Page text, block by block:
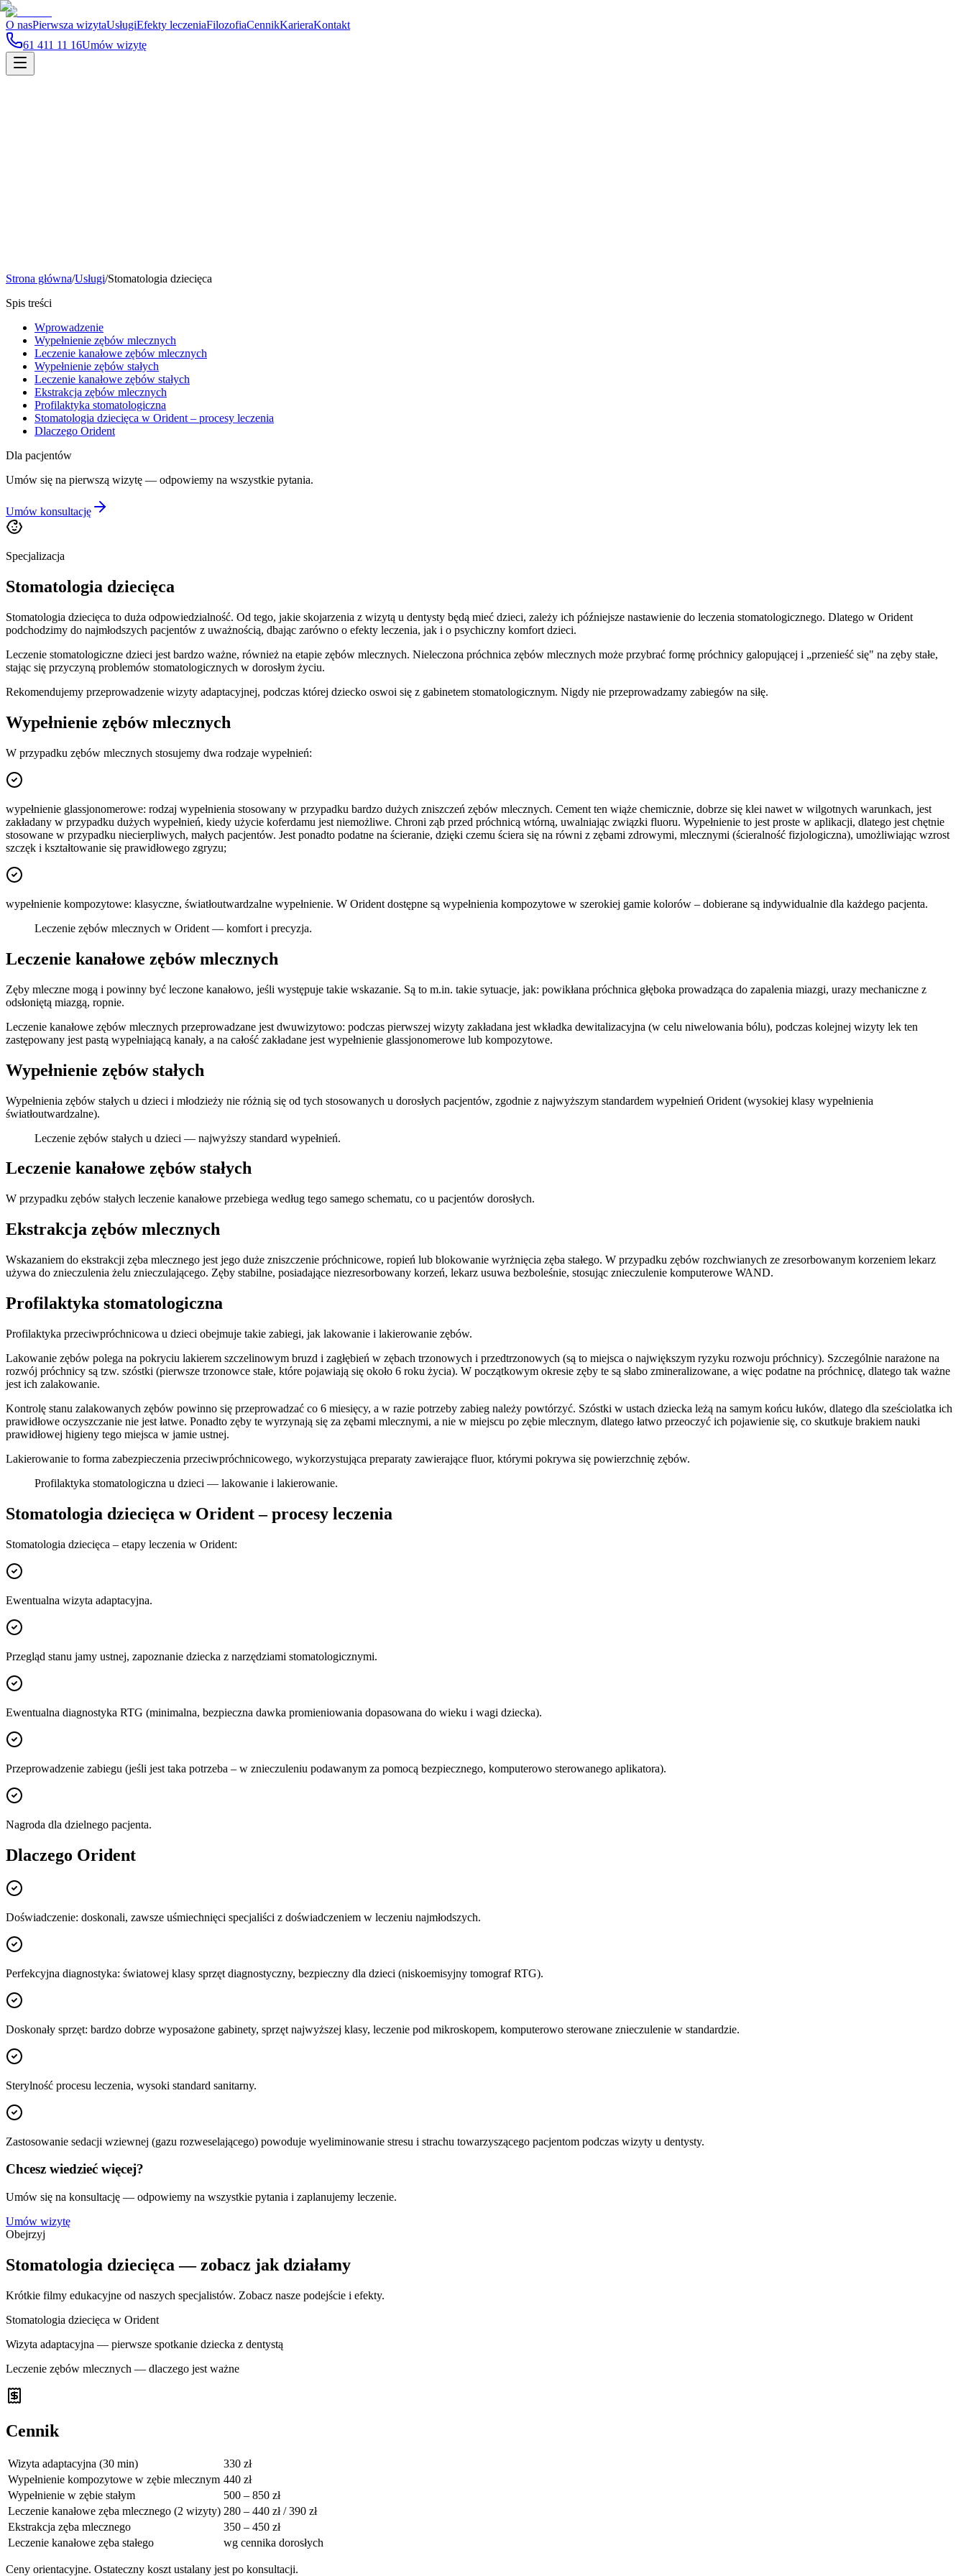
O nasPierwsza wizytaUsługiEfekty leczeniaFilozofiaCennikKarieraKontakt
61 411 11 16Umów wizytę
Strona główna/Usługi/Stomatologia dziecięca
Spis treści
Wprowadzenie
Wypełnienie zębów mlecznych
Leczenie kanałowe zębów mlecznych
Wypełnienie zębów stałych
Leczenie kanałowe zębów stałych
Ekstrakcja zębów mlecznych
Profilaktyka stomatologiczna
Stomatologia dziecięca w Orident – procesy leczenia
Dlaczego Orident
Dla pacjentów
Umów się na pierwszą wizytę — odpowiemy na wszystkie pytania.
Umów konsultację
Specjalizacja
Stomatologia dziecięca
Stomatologia dziecięca to duża odpowiedzialność. Od tego, jakie skojarzenia z wizytą u dentysty będą mieć dzieci, zależy ich późniejsze nastawienie do leczenia stomatologicznego. Dlatego w Orident
podchodzimy do najmłodszych pacjentów z uważnością, dbając zarówno o efekty leczenia, jak i o psychiczny komfort dzieci.
Leczenie stomatologiczne dzieci jest bardzo ważne, również na etapie zębów mlecznych. Nieleczona próchnica zębów mlecznych może przybrać formę próchnicy galopującej i „przenieść się" na zęby stałe,
stając się przyczyną problemów stomatologicznych w dorosłym życiu.
Rekomendujemy przeprowadzenie wizyty adaptacyjnej, podczas której dziecko oswoi się z gabinetem stomatologicznym. Nigdy nie przeprowadzamy zabiegów na siłę.
Wypełnienie zębów mlecznych
W przypadku zębów mlecznych stosujemy dwa rodzaje wypełnień:
wypełnienie glassjonomerowe: rodzaj wypełnienia stosowany w przypadku bardzo dużych zniszczeń zębów mlecznych. Cement ten wiąże chemicznie, dobrze się klei nawet w wilgotnych warunkach, jest
zakładany w przypadku dużych wypełnień, kiedy użycie koferdamu jest niemożliwe. Chroni ząb przed próchnicą wtórną, uwalniając związki fluoru. Wypełnienie to jest proste w aplikacji, dlatego jest chętnie
stosowane w przypadku niecierpliwych, małych pacjentów. Jest ponadto podatne na ścieranie, dzięki czemu ściera się na równi z zębami zdrowymi, mlecznymi (ścieralność fizjologiczna), umożliwiając wzrost
szczęk i kształtowanie się prawidłowego zgryzu;
wypełnienie kompozytowe: klasyczne, światłoutwardzalne wypełnienie. W Orident dostępne są wypełnienia kompozytowe w szerokiej gamie kolorów – dobierane są indywidualnie dla każdego pacjenta.
Leczenie zębów mlecznych w Orident — komfort i precyzja.
Leczenie kanałowe zębów mlecznych
Zęby mleczne mogą i powinny być leczone kanałowo, jeśli występuje takie wskazanie. Są to m.in. takie sytuacje, jak: powikłana próchnica głęboka prowadząca do zapalenia miazgi, urazy mechaniczne z
odsłoniętą miazgą, ropnie.
Leczenie kanałowe zębów mlecznych przeprowadzane jest dwuwizytowo: podczas pierwszej wizyty zakładana jest wkładka dewitalizacyjna (w celu niwelowania bólu), podczas kolejnej wizyty lek ten
zastępowany jest pastą wypełniającą kanały, a na całość zakładane jest wypełnienie glassjonomerowe lub kompozytowe.
Wypełnienie zębów stałych
Wypełnienia zębów stałych u dzieci i młodzieży nie różnią się od tych stosowanych u dorosłych pacjentów, zgodnie z najwyższym standardem wypełnień Orident (wysokiej klasy wypełnienia
światłoutwardzalne).
Leczenie zębów stałych u dzieci — najwyższy standard wypełnień.
Leczenie kanałowe zębów stałych
W przypadku zębów stałych leczenie kanałowe przebiega według tego samego schematu, co u pacjentów dorosłych.
Ekstrakcja zębów mlecznych
Wskazaniem do ekstrakcji zęba mlecznego jest jego duże zniszczenie próchnicowe, ropień lub blokowanie wyrżnięcia zęba stałego. W przypadku zębów rozchwianych ze zresorbowanym korzeniem lekarz
używa do znieczulenia żelu znieczulającego. Zęby stabilne, posiadające niezresorbowany korzeń, lekarz usuwa bezboleśnie, stosując znieczulenie komputerowe WAND.
Profilaktyka stomatologiczna
Profilaktyka przeciwpróchnicowa u dzieci obejmuje takie zabiegi, jak lakowanie i lakierowanie zębów.
Lakowanie zębów polega na pokryciu lakierem szczelinowym bruzd i zagłębień w zębach trzonowych i przedtrzonowych (są to miejsca o największym ryzyku rozwoju próchnicy). Szczególnie narażone na
rozwój próchnicy są tzw. szóstki (pierwsze trzonowce stałe, które pojawiają się około 6 roku życia). W początkowym okresie zęby te są słabo zmineralizowane, a więc podatne na próchnicę, dlatego tak ważne
jest ich zalakowanie.
Kontrolę stanu zalakowanych zębów powinno się przeprowadzać co 6 miesięcy, a w razie potrzeby zabieg należy powtórzyć. Szóstki w ustach dziecka leżą na samym końcu łuków, dlatego dla sześciolatka ich
prawidłowe oczyszczanie nie jest łatwe. Ponadto zęby te wyrzynają się za zębami mlecznymi, a nie w miejscu po zębie mlecznym, dlatego łatwo przeoczyć ich pojawienie się, co skutkuje brakiem nauki
prawidłowej higieny tego miejsca w jamie ustnej.
Lakierowanie to forma zabezpieczenia przeciwpróchnicowego, wykorzystująca preparaty zawierające fluor, którymi pokrywa się powierzchnię zębów.
Profilaktyka stomatologiczna u dzieci — lakowanie i lakierowanie.
Stomatologia dziecięca w Orident – procesy leczenia
Stomatologia dziecięca – etapy leczenia w Orident:
Ewentualna wizyta adaptacyjna.
Przegląd stanu jamy ustnej, zapoznanie dziecka z narzędziami stomatologicznymi.
Ewentualna diagnostyka RTG (minimalna, bezpieczna dawka promieniowania dopasowana do wieku i wagi dziecka).
Przeprowadzenie zabiegu (jeśli jest taka potrzeba – w znieczuleniu podawanym za pomocą bezpiecznego, komputerowo sterowanego aplikatora).
Nagroda dla dzielnego pacjenta.
Dlaczego Orident
Doświadczenie: doskonali, zawsze uśmiechnięci specjaliści z doświadczeniem w leczeniu najmłodszych.
Perfekcyjna diagnostyka: światowej klasy sprzęt diagnostyczny, bezpieczny dla dzieci (niskoemisyjny tomograf RTG).
Doskonały sprzęt: bardzo dobrze wyposażone gabinety, sprzęt najwyższej klasy, leczenie pod mikroskopem, komputerowo sterowane znieczulenie w standardzie.
Sterylność procesu leczenia, wysoki standard sanitarny.
Zastosowanie sedacji wziewnej (gazu rozweselającego) powoduje wyeliminowanie stresu i strachu towarzyszącego pacjentom podczas wizyty u dentysty.
Chcesz wiedzieć więcej?
Umów się na konsultację — odpowiemy na wszystkie pytania i zaplanujemy leczenie.
Umów wizytę
Obejrzyj
Stomatologia dziecięca — zobacz jak działamy
Krótkie filmy edukacyjne od naszych specjalistów. Zobacz nasze podejście i efekty.
Stomatologia dziecięca w Orident
Wizyta adaptacyjna — pierwsze spotkanie dziecka z dentystą
Leczenie zębów mlecznych — dlaczego jest ważne
Cennik
Wizyta adaptacyjna (30 min)
330 zł
Wypełnienie kompozytowe w zębie mlecznym 440 zł
Wypełnienie w zębie stałym
500 – 850 zł
Leczenie kanałowe zęba mlecznego (2 wizyty) 280 – 440 zł / 390 zł
Ekstrakcja zęba mlecznego
350 – 450 zł
Leczenie kanałowe zęba stałego
wg cennika dorosłych
Ceny orientacyjne. Ostateczny koszt ustalany jest po konsultacji.